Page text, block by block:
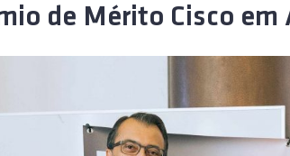
de Mérito Cisco